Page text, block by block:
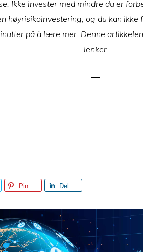
Ikke invester med mindre du er
høyrisikoinvestering, og du kan
på å lære mer. Denne
lenker
Pin Del